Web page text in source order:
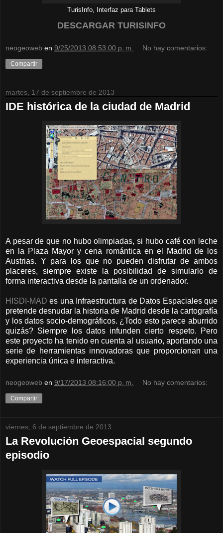
TurisInfo, Interfaz para Tablets
DESCARGAR TURISINFO
neogeoweb en 9/25/2013 08:53:00 p. m. No hay comentarios:
Compartir
martes, 17 de septiembre de 2013
IDE histórica de la ciudad de Madrid
A pesar de que no hubo olimpiadas, si hubo café con leche
en la Plaza Mayor y cena romántica en el Madrid de los
Austrias. Y para los que no pueden disfrutar de ambos
placeres, siempre existe la posibilidad de simularlo de
forma interactiva desde la pantalla de un ordenador.
HISDI-MAD es una Infraestructura de Datos Espaciales que
pretende desnudar la historia de Madrid desde la cartografía
y los datos socio-demográficos. ¿Todo esto parece aburrido
quizás? Siempre los datos infunden cierto respeto. Pero
este proyecto ha tenido en cuenta al usuario, aportando una
serie de herramientas innovadoras que proporcionan una
experiencia única e interactiva.
neogeoweb en 9/17/2013 08:16:00 p. m. No hay comentarios:
Compartir
viernes, 6 de septiembre de 2013
La Revolución Geoespacial segundo
episodio